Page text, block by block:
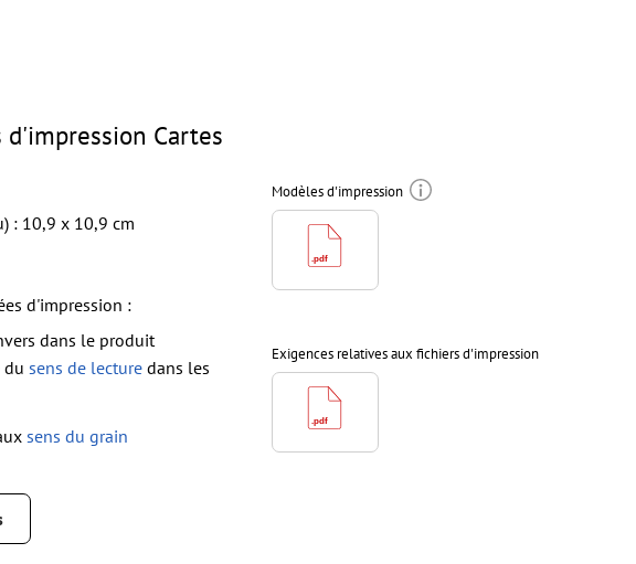
Cartes
: 10,9 x 10,9 cm
d'impression :
dans le produit
du sens de lecture dans les
sens du grain
importantes à une
Modèles d'impression
Exigences relatives aux fichiers d'impression